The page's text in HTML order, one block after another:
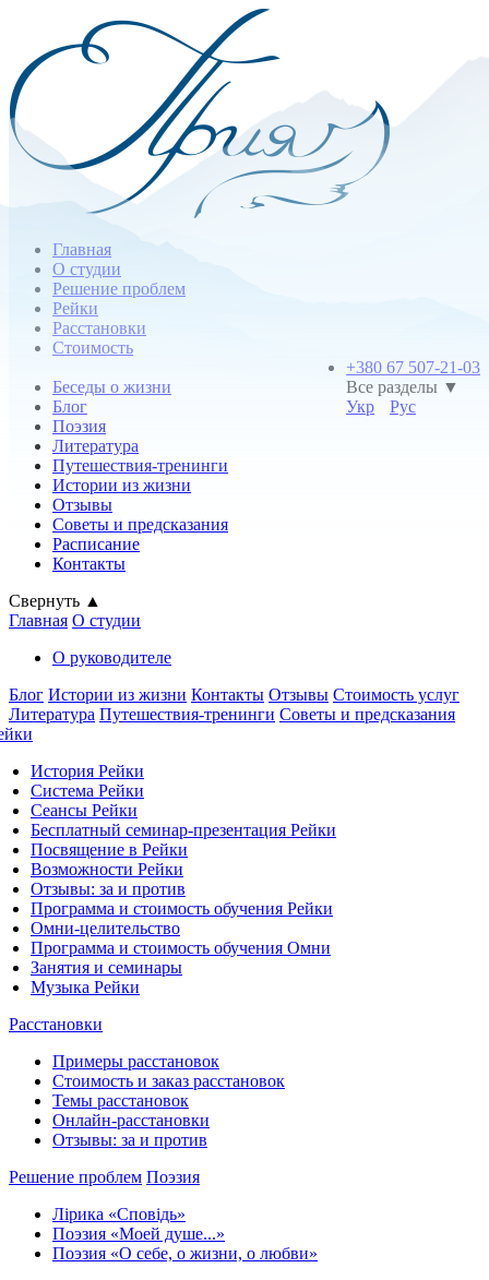
Главная
О студии
Решение проблем
Рейки
Расстановки
Стоимость
+380 67 507-21-03
Все разделы ▼
Укр
Рус
Беседы о жизни
Блог
Поэзия
Литература
Путешествия-тренинги
Истории из жизни
Отзывы
Советы и предсказания
Расписание
Контакты
Свернуть ▲
Главная О студии
О руководителе
Блог Истории из жизни Контакты Отзывы Стоимость услуг
Литература Путешествия-тренинги Советы и предсказания
История Рейки
Система Рейки
Сеансы Рейки
Бесплатный семинар-презентация Рейки
Посвящение в Рейки
Возможности Рейки
Отзывы: за и против
Программа и стоимость обучения Рейки
Омни-целительство
Программа и стоимость обучения Омни
Занятия и семинары
Музыка Рейки
Расстановки
Примеры расстановок
Стоимость и заказ расстановок
Темы расстановок
Онлайн-расстановки
Отзывы: за и против
Решение проблем Поэзия
Лірика «Сповідь»
Поэзия «Моей душе...»
Поэзия «О себе, о жизни, о любви»